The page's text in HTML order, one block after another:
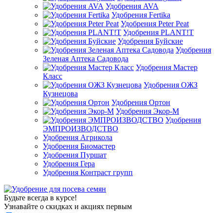
Удобрения AVA
Удобрения Fertika
Удобрения Peter Peat
Удобрения PLANT!T
Удобрения Буйские
Удобрения
Зеленая Аптека Садовода
Удобрения Мастер
Класс
Удобрения ОЖЗ
Кузнецова
Удобрения Ортон
Удобрения Экор-М
Удобрения
ЭМПРОИЗВОДСТВО
Удобрения Агрикола
Удобрения Биомастер
Удобрения Пуршат
Удобрения Гера
Удобрения Контраст групп
Будьте всегда в курсе!
Узнавайте о скидках и акциях первым